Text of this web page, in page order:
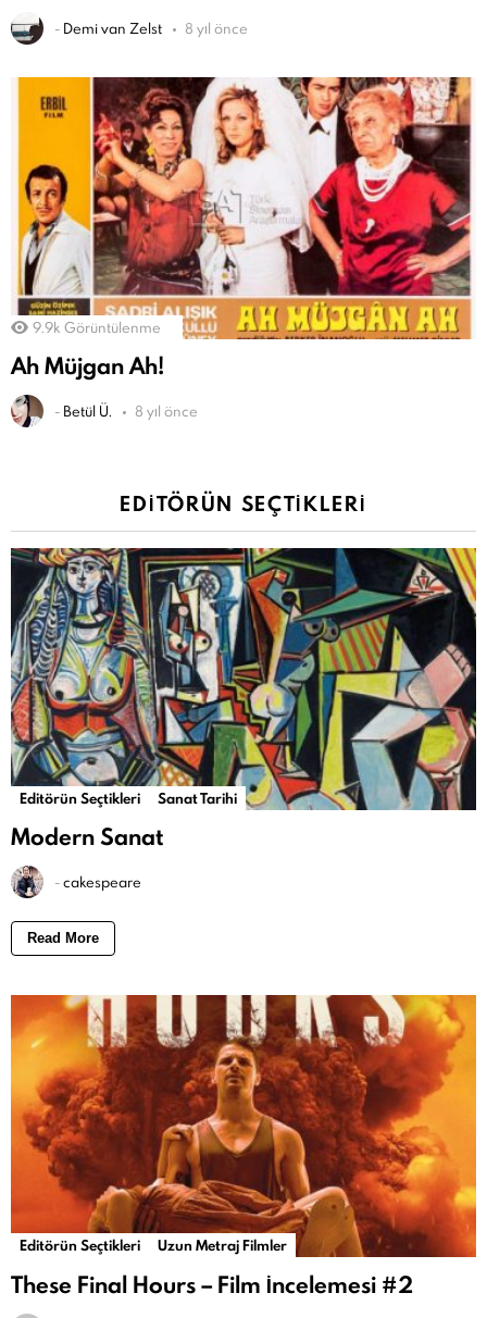
- Demi van Zelst 8 yıl önce
9.9k Görüntülenme
Ah Müjgan Ah!
- Betül Ü. 8 yıl önce
EDITÖRÜN SEÇTIKLERI
Editörün Seçtikleri Sanat Tarihi
Modern Sanat
-cakespeare
Read More
Editörün Seçtikleri Uzun Metraj Filmler
These Final Hours – Film İncelemesi #2